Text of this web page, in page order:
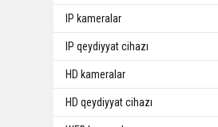
IP kameralar
IP qeydiyyat cihazı
HD kameralar
HD qeydiyyat cihazı